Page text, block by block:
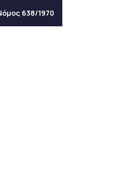
638/1970